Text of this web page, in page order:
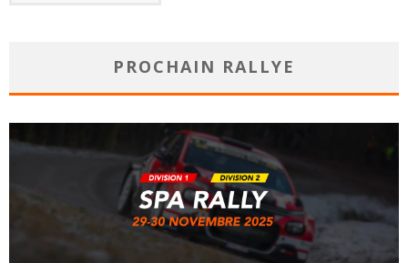
PROCHAIN RALLYE